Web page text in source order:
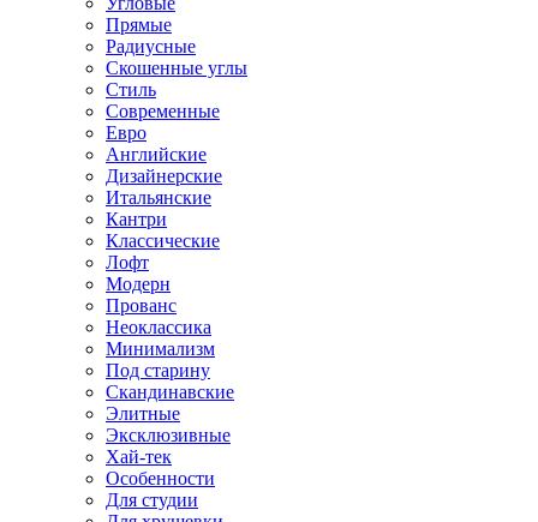
Прямые
Радиусные
Скошенные углы
Стиль
Современные
Евро
Английские
Дизайнерские
Итальянские
Кантри
Классические
Лофт
Модерн
Прованс
Неоклассика
Минимализм
Под старину
Скандинавские
Элитные
Эксклюзивные
Хай-тек
Особенности
Для студии